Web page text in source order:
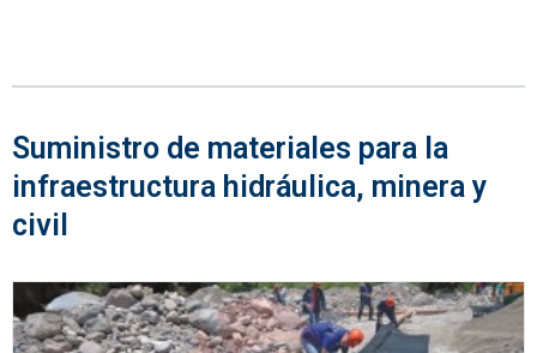
Suministro de materiales para la
infraestructura hidráulica, minera y
civil